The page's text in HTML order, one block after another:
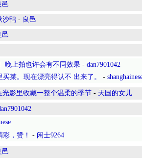
邑
沙鸭 - 良邑
邑
晚上拍也许会有不同效果 - dan7901042
买菜。现在漂亮得认不 出来了。
-
影里收藏一整个温柔的季节 - 天国的女儿
，赞！
- 闲士9264
邑